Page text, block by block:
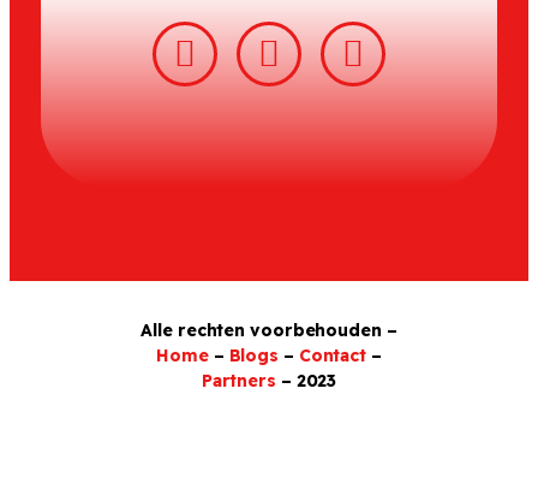
Alle rechten voorbehouden –
Home– Blogs – Contact –
Partners – 2023